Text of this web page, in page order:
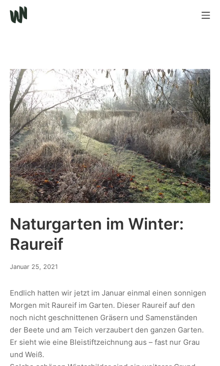
Naturgarten im Winter:
Raureif
Januar 25, 2021
Endlich hatten wir jetzt im Januar einmal einen sonnigen
Morgen mit Raureif im Garten. Dieser Raureif auf den
noch nicht geschnittenen Gräsern und Samenständen
der Beete und am Teich verzaubert den ganzen Garten.
Er sieht wie eine Bleistiftzeichnung aus – fast nur Grau
und Weiß.